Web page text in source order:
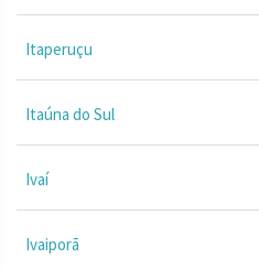
Itaperuçu
Itaúna do Sul
Ivaí
Ivaiporã